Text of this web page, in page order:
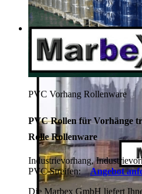
PVC Vorhang Rollenware
PVC Rollen für Vorhänge
Rolle Rollenware
Industrievorhang,
PVC Streifen:
Angebot
Die Marbex GmbH liefert